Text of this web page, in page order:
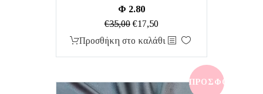
Φ 2.80
€35,00 Original
price
€17,50Η
τρέχουσα
€17,50.
Προσθήκη στο καλάθι
ΠΡΟΣΦΟΡΆ!